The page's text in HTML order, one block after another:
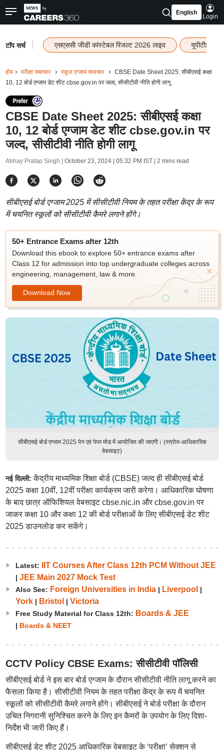
English
Login
टॉप सर्च एसएससी जीडी कांस्टेबल रिजल्ट 2026 लाइव यूपीटीईटी
होम परीक्षा समाचार स्कूल एग्जाम समाचार
CBSE Date Sheet 2025: सीबीएसई कक्षा
10, 12 बोर्ड एग्जाम डेट शीट cbse.gov.in पर जल्द, सीसीटीवी नीति होगी लागू
CBSE Date Sheet 2025: सीबीएसई कक्षा
10, 12 बोर्ड एग्जाम डेट शीट cbse.gov.in पर
जल्द, सीसीटीवी नीति होगी लागू
Abhay Pratap Singh | October 23, 2024 | 05:32 PM IST| 2 mins read
सीबीएसई बोर्ड एग्जाम 2025 में सीसीटीवी नियम के तहत परीक्षा केंद्र के रूप
में चयनित स्कूलों को सीसीटीवी कैमरे लगाने होंगे।
50+ Entrance Exams after 12th
Download this ebook to explore 50+ entrance exams after
Class 12 for admission into top undergraduate colleges across
engineering, management, law & more.
Download Now
सीबीएसई बोर्ड एग्जाम 2025 पेन एवं पेपर मोड में आयोजित की जाएगी। (स्त्रोत-आधिकारिक
वेबसाइट)
नई दिल्ली:केंद्रीय माध्यमिक शिक्षा बोर्ड (CBSE) जल्द ही सीबीएसई बोर्ड
2025 कक्षा 10वीं, 12वीं परीक्षा कार्यक्रम जारी करेगा। आधिकारिक घोषणा
के बाद छात्र ऑफिशियल वेबसाइट cbse.nic.in और cbse.gov.in पर
जाकर कक्षा 10 और कक्षा 12 की बोर्ड परीक्षाओं के लिए सीबीएसई डेट शीट
2025 डाउनलोड कर सकेंगे।
Latest: IIT Courses After Class 12th PCM Without JEE
| JEE Main 2027 Mock Test
Also See: Foreign Universities in India| Liverpool |
York| Bristol | Victoria
Free Study Material for Class 12th: Boards & JEE
| Boards & NEET
CCTV Policy CBSE Exams: सीसीटीवी पॉलिसी
सीबीएसई बोर्ड ने इस बार बोर्ड एग्जाम के दौरान सीसीटीवी नीति लागू करने का
फैसला किया है। सीसीटीवी नियम के तहत परीक्षा केंद्र के रूप में चयनित
स्कूलों को सीसीटीवी कैमरे लगाने होंगे। सीबीएसई ने बोर्ड परीक्षा के दौरान
उचित निगरानी सुनिश्चित करने के लिए इन कैमरों के उपयोग के लिए दिशा-
निर्देश भी जारी किए हैं।
सीबीएसई डेट शीट 2025 आधिकारिक वेबसाइट के ‘परीक्षा’ सेक्शन से